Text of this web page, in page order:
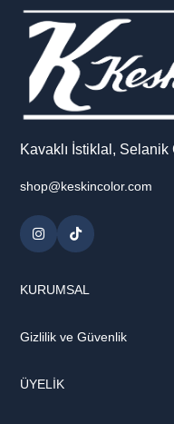
Kavaklı İstiklal,
shop@keskincolor.com
KURUMSAL
Gizlilik ve Güvenlik
ÜYELİK